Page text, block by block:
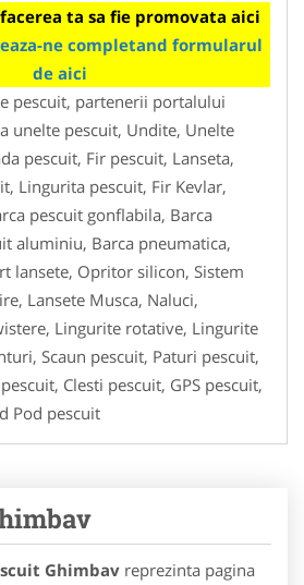
ta sa fie promovata aici
ne completand formularul
de aici
pescuit, partenerii portalului
unelte pescuit, Undite, Unelte
pescuit, Fir pescuit, Lanseta,
Lingurita pescuit, Fir Kevlar,
pescuit gonflabila, Barca
aluminiu, Barca pneumatica,
lansete, Opritor silicon, Sistem
Lansete Musca, Naluci,
Lingurite rotative, Lingurite
Scaun pescuit, Paturi pescuit,
Clesti pescuit, GPS pescuit,
Pod pescuit
Ghimbav reprezinta pagina